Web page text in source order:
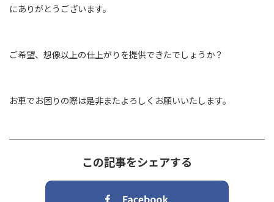
にありがとうございます。
ご希望、想像以上の仕上がりを提供できたでしょうか？
お車でお困りの際は是非またよろしくお願いいたします。
この記事をシェアする